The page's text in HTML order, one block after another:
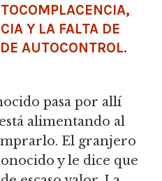
Y LA FALTA DE
AUTOCONTROL.
pasa por allí
alimentando al
El granjero
y le dice que